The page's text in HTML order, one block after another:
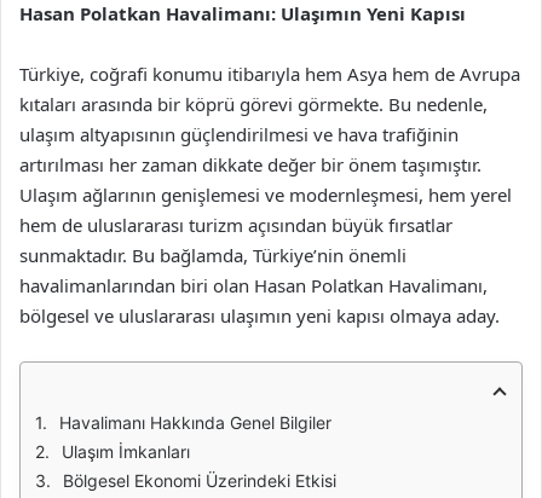
Hasan Polatkan Havalimanı: Ulaşımın Yeni Kapısı
Türkiye, coğrafi konumu itibarıyla hem Asya hem de Avrupa
kıtaları arasında bir köprü görevi görmekte. Bu nedenle,
ulaşım altyapısının güçlendirilmesi ve hava trafiğinin
artırılması her zaman dikkate değer bir önem taşımıştır.
Ulaşım ağlarının genişlemesi ve modernleşmesi, hem yerel
hem de uluslararası turizm açısından büyük fırsatlar
sunmaktadır. Bu bağlamda, Türkiye’nin önemli
havalimanlarından biri olan Hasan Polatkan Havalimanı,
bölgesel ve uluslararası ulaşımın yeni kapısı olmaya aday.
Havalimanı Hakkında Genel Bilgiler
Ulaşım İmkanları
Bölgesel Ekonomi Üzerindeki Etkisi